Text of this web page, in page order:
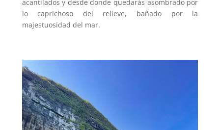
acantilados y desde donde quedarás asombrado por
lo caprichoso del relieve, bañado por la
majestuosidad del mar.